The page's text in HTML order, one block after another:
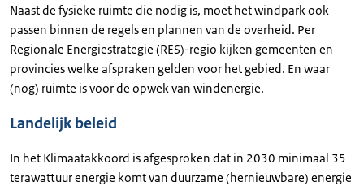
Naast de fysieke ruimte die nodig is, moet het windpark ook
passen binnen de regels en plannen van de overheid. Per
Regionale Energiestrategie (RES)-regio kijken gemeenten en
provincies welke afspraken gelden voor het gebied. En waar
(nog) ruimte is voor de opwek van windenergie.
Landelijk beleid
In het Klimaatakkoord is afgesproken dat in 2030 minimaal 35
terawattuur energie komt van duurzame (hernieuwbare) energie